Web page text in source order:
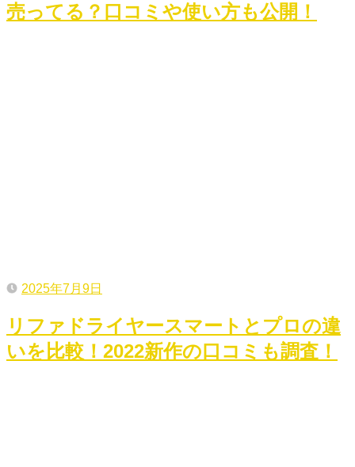
売ってる？口コミや使い方も公開！
2025年7月9日
リファドライヤースマートとプロの違
いを比較！2022新作の口コミも調査！